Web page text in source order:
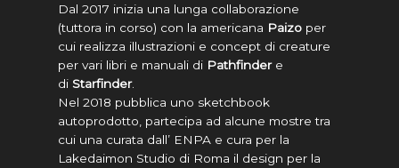
Dal 2017 inizia una lunga collaborazione
(tuttora in corso) con la americana Paizo per
cui realizza illustrazioni e concept di creature
per vari libri e manuali di Pathfindere
di Starfinder.
Nel 2018 pubblica uno sketchbook
autoprodotto, partecipa ad alcune mostre tra
cui una curata dall’ ENPA e cura per la
Lakedaimon Studio di Roma il design per la